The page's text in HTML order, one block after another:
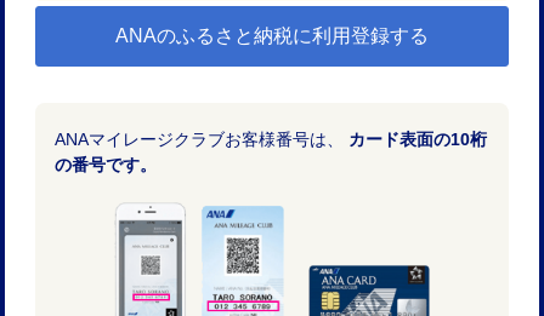
ANAのふるさと納税に利用登録する
ANAマイレージクラブお客様番号は、 カード表面の10桁
の番号です。